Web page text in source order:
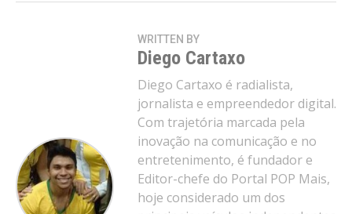
WRITTEN BY
Diego Cartaxo
Diego Cartaxo é radialista,
jornalista e empreendedor digital.
Com trajetória marcada pela
inovação na comunicação e no
entretenimento, é fundador e
Editor-chefe do Portal POP Mais,
hoje considerado um dos